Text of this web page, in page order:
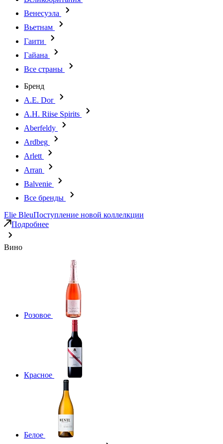
Венесуэла
Вьетнам
Гаити
Гайана
Все страны
Бренд
A.E. Dor
A.H. Riise Spirits
Aberfeldy
Ardbeg
Arlett
Arran
Balvenie
Все бренды
Elie BleuПоступление новой коллелкции
Подробнее
Вино
Розовое
Красное
Белое